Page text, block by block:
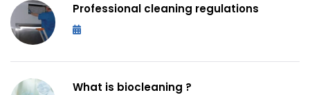
Professional cleaning regulations
What is biocleaning ?